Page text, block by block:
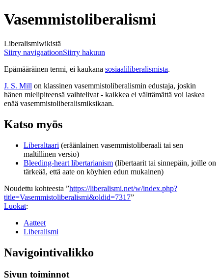
Vasemmistoliberalismi
Liberalismiwikistä
Siirry navigaatioonSiirry hakuun
Epämääräinen termi, ei kaukana sosiaaliliberalismista.
J. S. Mill on klassinen vasemmistoliberalismin edustaja, joskin
hänen mielipiteensä vaihtelivat - kaikkea ei välttämättä voi laskea
enää vasemmistoliberalismiksikaan.
Katso myös
Liberaltaari (eräänlainen vasemmistoliberaali tai sen
maltillinen versio)
Bleeding-heart libertarianism (libertaarit tai sinnepäin, joille on
tärkeää, että aate on köyhien edun mukainen)
Noudettu kohteesta ”https://liberalismi.net/w/index.php?
title=Vasemmistoliberalismi&oldid=7317”
Luokat:
Aatteet
Liberalismi
Navigointivalikko
Sivun toiminnot